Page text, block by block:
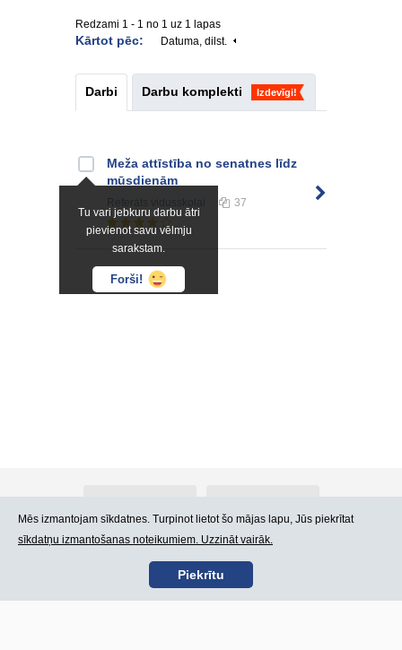
Redzami 1 - 1 no 1 uz 1 lapas
Kārtot pēc: Datuma, dilst.
Darbi Darbu komplekti Izdevīgi!
Tu vari jebkuru darbu ātri
pievienot savu vēlmju
sarakstam.
Forši!
Meža attīstība no senatnes līdz
mūsdienām
37
Kontakti Lietošanas noteikumi
Mēs izmantojam sīkdatnes. Turpinot lietot šo mājas lapu, Jūs piekrītat
sīkdatņu izmantošanas noteikumiem. Uzzināt vairāk.
Piekrītu